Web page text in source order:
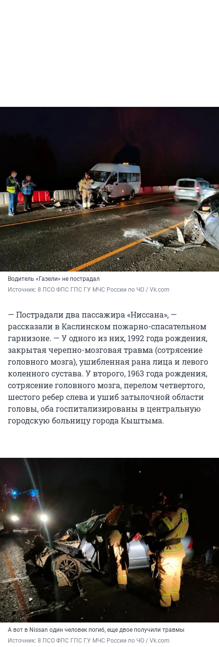
Водитель «Газели» не пострадал
Источник: 8 ПСО ФПС ГПС ГУ МЧС России по ЧО / Vk.com
— Пострадали два пассажира «Ниссана», —
рассказали в Каслинском пожарно-спасательном
гарнизоне. — У одного из них, 1992 года рождения,
закрытая черепно-мозговая травма (сотрясение
головного мозга), ушибленная рана лица и левого
коленного сустава. У второго, 1963 года рождения,
сотрясение головного мозга, перелом четвертого,
шестого ребер слева и ушиб затылочной области
головы, оба госпитализированы в центральную
городскую больницу города Кыштыма.
А вот в Nissan один человек погиб, еще двое получили травмы
Источник: 8 ПСО ФПС ГПС ГУ МЧС России по ЧО / Vk.com